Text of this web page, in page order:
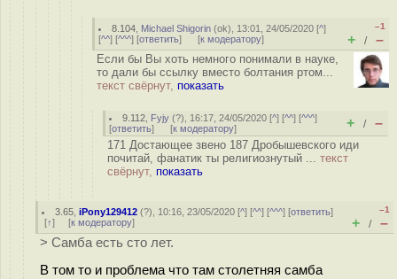
8.104 Michael Shigorin (ok), 13:01, 24/05/2020 [^]
[^^] [^^^] [ответить] [к модератору]
–1
+ / –
Если бы Вы хоть немного понимали в науке,
то дали бы ссылку вместо болтания ртом...
текст свёрнут, показать
9.112 Fyjy (?), 16:17, 24/05/2020 [^] [^^] [^^^]
[ответить] [к модератору] + / –
171 Достающее звено 187 Дробышевского иди
почитай, фанатик ты религиознутый ... текст
свёрнут, показать
3.65 ,iPony129412 (?), 10:16, 23/05/2020 [^] [^^] [^^^] [ответить]
[↑] [к модератору]
–1
+ / –
> Самба есть сто лет.
В том то и проблема что там столетняя самба